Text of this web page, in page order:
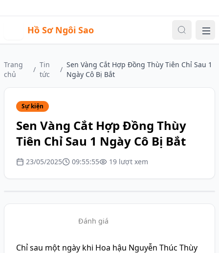
Hồ Sơ Ngôi Sao
Trang
chủ
/
Tin
tức
/
Sen Vàng Cắt Hợp Đồng Thùy Tiên Chỉ Sau 1
Ngày Cô Bị Bắt
Sự kiện
Sen Vàng Cắt Hợp Đồng Thùy
Tiên Chỉ Sau 1 Ngày Cô Bị Bắt
23/05/2025 09:55:55 19 lượt xem
Đánh giá
Chỉ sau một ngày khi Hoa hậu Nguyễn Thúc Thùy